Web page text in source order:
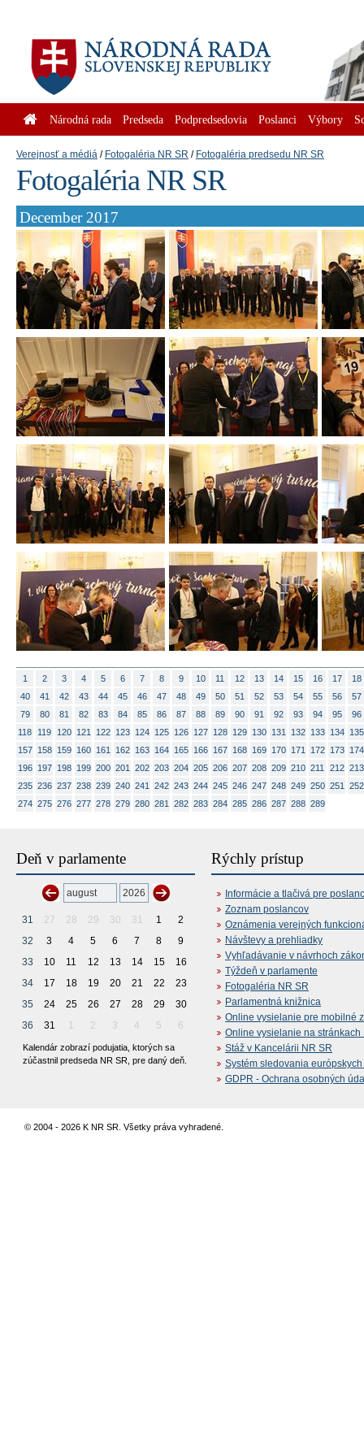
Národná rada Predseda Podpredsedovia Poslanci Výbory
Verejnosť a médiá Fotogaléria NR SR Fotogaléria predsedu NR SR
Fotogaléria NR SR
December 2017
1 2 3 4 5 6 7 8 9 10 11 12 13 14 15 16 17
18
40
41 42 43 44 45 46 47 48 49 50 51 52 53 54 55 56
57
79
80 81 82 83 84 85 86 87 88 89 90 91 92 93 94 95
96
118
119 120 121 122 123 124 125 126 127 128 129 130 131 132 133 134
135
157
158 159 160 161 162 163 164 165 166 167 168 169 170 171 172 173
174
196
197 198 199 200 201 202 203 204 205 206 207 208 209 210 211 212 213
235 236 237 238 239 240 241 242 243 244 245 246 247 248 249 250 251
252
274 275 276 277 278 279 280 281 282 283 284 285 286 287 288 289
Deň v parlamente
31 27 28 29 30 31 1
2
32
3 4 5 6 7 8
9
33
10 11 12 13 14 15
16
34
17 18 19 20 21 22
23
35
24 25 26 27 28 29
30
36
31 1 2 3 4 5 6
Kalendár zobrazí podujatia, ktorých sa
zúčastnil predseda NR SR, pre daný deň.
Rýchly prístup
Informácie a tlačivá pre
Zoznam poslancov
Oznámenia verejných
Návštevy a prehliadky
Vyhľadávanie v návrhoch
Týždeň v parlamente
Fotogaléria NR SR
Parlamentná knižnica
Online vysielanie pre mobilné
Online vysielanie na stránkach
Stáž v Kancelárii NR SR
Systém sledovania
GDPR - Ochrana osobných
© 2004 - 2026 K NR SR. Všetky práva vyhradené.